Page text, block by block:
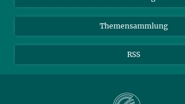
Themensammlung
RSS